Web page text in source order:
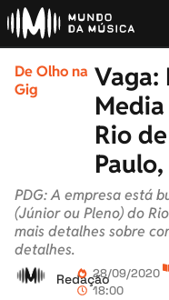
De Olho na
Gig
Vaga:
Rio
Paulo,
PDG: A empresa está
(Júnior ou Pleno) do
mais detalhes sobre
detalhes.
Redação28/09/2020
18:00